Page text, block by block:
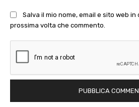
Salva il mio nome, email e sito web
prossima volta che commento.